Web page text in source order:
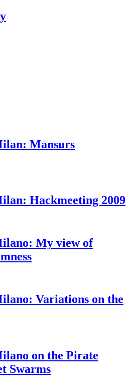
Mansurs
Hackmeeting 2009
My view of
Variations on the
on the Pirate
Swarms